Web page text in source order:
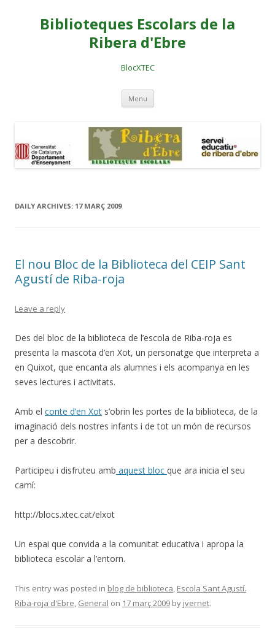
Biblioteques Escolars de la
Ribera d'Ebre
BlocXTEC
Menu Skip
content
DAILY ARCHIVES: 17 MARÇ 2009
El nou Bloc de la Biblioteca del CEIP Sant
Agustí de Riba-roja
Leave a reply
Des del bloc de la biblioteca de l’escola de Riba-roja es
presenta la mascota d’en Xot, un personatge que interpreta a
en Quixot, que encanta als alumnes i els acompanya en les
seves lectures i activitats.
Amb el conte d’en Xot s’obrin les portes de la biblioteca, de la
imaginació dels nostres infants i de tot un món de recursos
per a descobrir.
Participeu i disfruteu amb aquest bloc que ara inicia el seu
camí:
http://blocs.xtec.cat/elxot
Un espai que convida a la comunitat educativa i apropa la
biblioteca escolar a l’entorn.
This entry was posted in blog de biblioteca, Escola Sant Agustí.
Riba-roja d'Ebre, General on 17 març 2009 by jvernet.